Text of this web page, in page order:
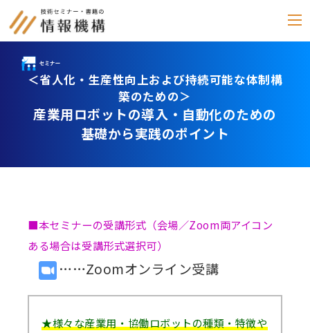
セミナー
雑誌
「化学物質管理」
セミナーアーカイブ
動画配信・DVD
＜省人化・生産性向上および持続可能な体制構
築のための＞
産業用ロボットの導入・自動化のための
基礎から実践のポイント
■本セミナーの受講形式（会場／Zoom両アイコン
ある場合は受講形式選択可）
……Zoomオンライン受講
★様々な産業用・協働ロボットの種類・特徴や